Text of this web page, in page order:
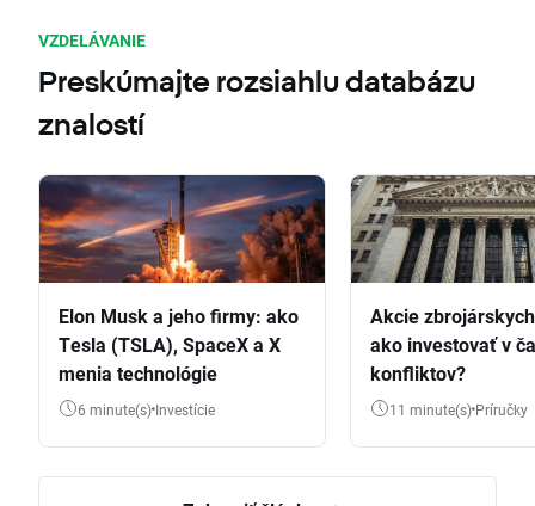
VZDELÁVANIE
Preskúmajte rozsiahlu databázu
znalostí
Elon Musk a jeho firmy: ako
Tesla (TSLA), SpaceX a X
menia technológie
6 minute(s) Investície
Akcie
ako investovať v
konfliktov?
11 minute(s) Príručky